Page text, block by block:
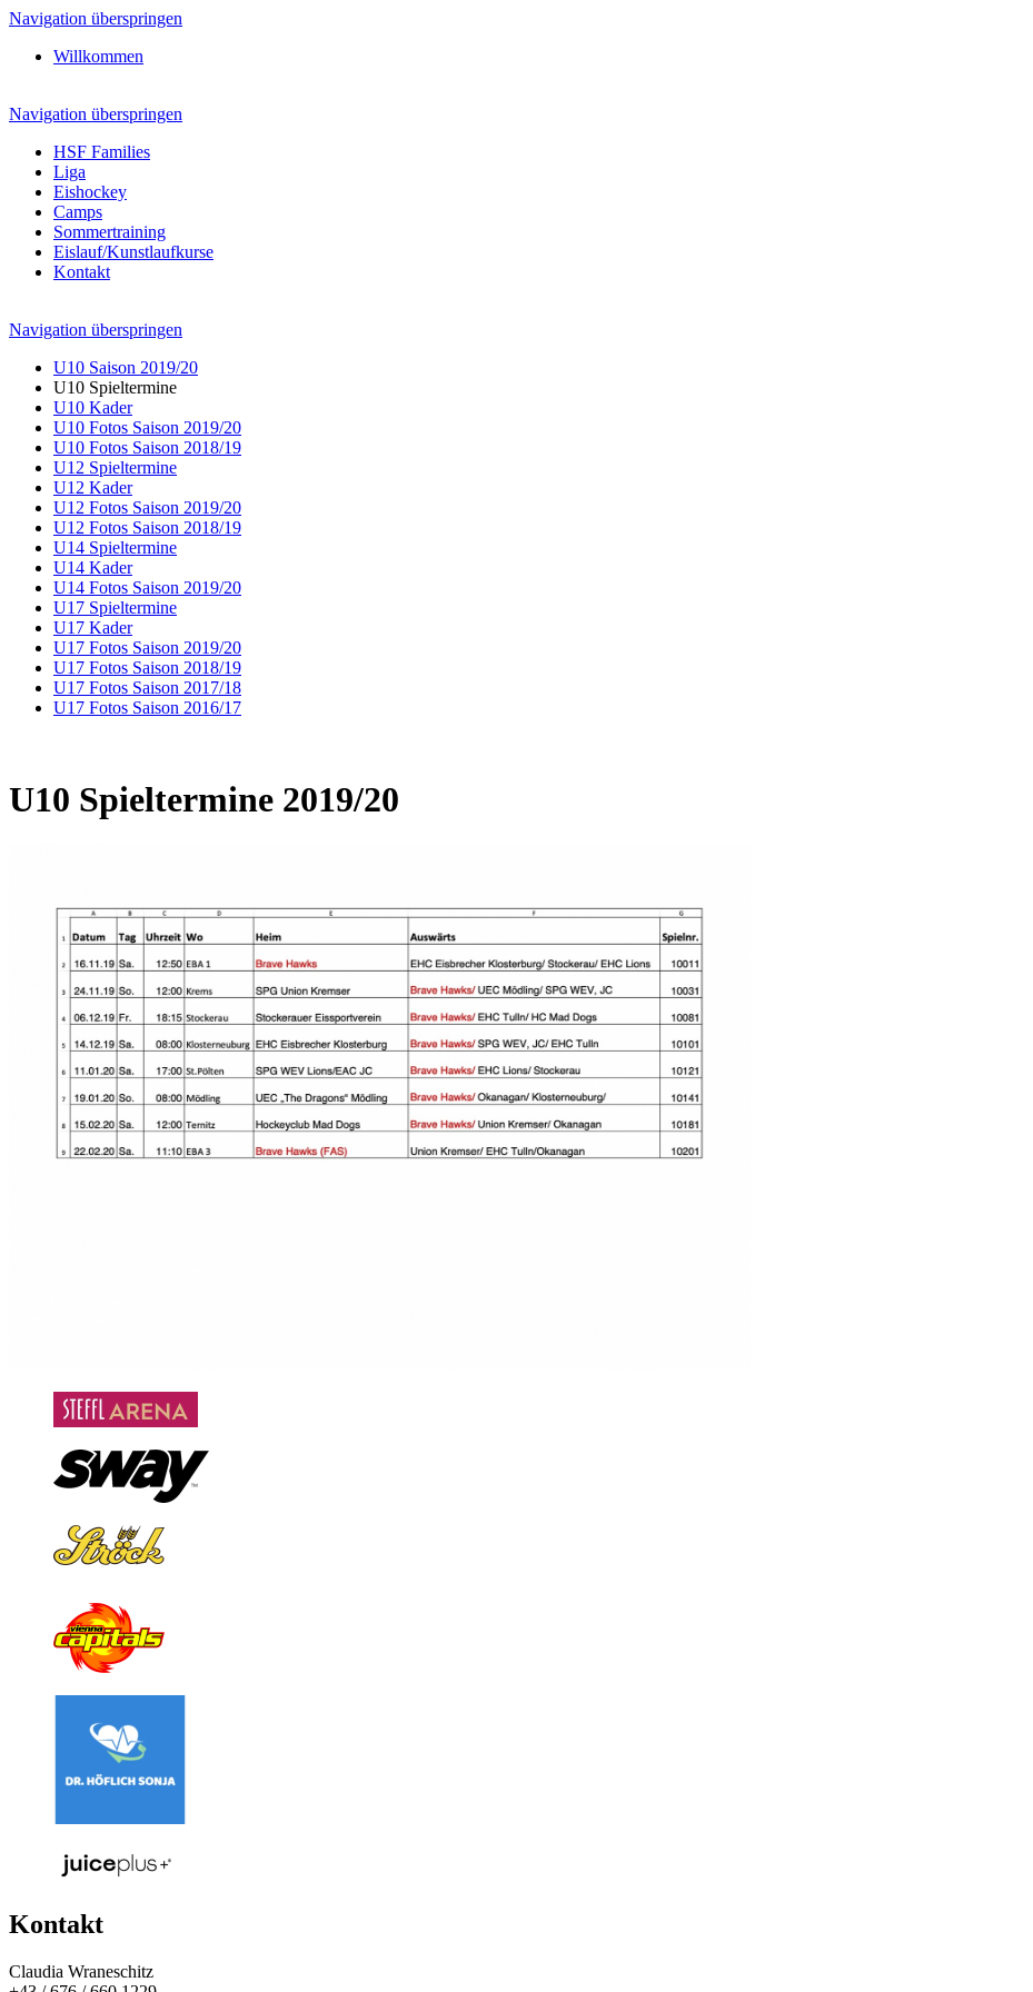
Navigation überspringen
Willkommen
Navigation überspringen
HSF Families
Liga
Eishockey
Camps
Sommertraining
Eislauf/Kunstlaufkurse
Kontakt
Navigation überspringen
U10 Saison 2019/20
U10 Spieltermine
U10 Kader
U10 Fotos Saison 2019/20
U10 Fotos Saison 2018/19
U12 Spieltermine
U12 Kader
U12 Fotos Saison 2019/20
U12 Fotos Saison 2018/19
U14 Spieltermine
U14 Kader
U14 Fotos Saison 2019/20
U17 Spieltermine
U17 Kader
U17 Fotos Saison 2019/20
U17 Fotos Saison 2018/19
U17 Fotos Saison 2017/18
U17 Fotos Saison 2016/17
U10 Spieltermine 2019/20
Kontakt
Claudia Wraneschitz